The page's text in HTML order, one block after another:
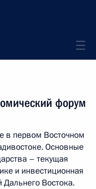
форум
в первом Восточном
Основные
­– текущая
и инвестиционная
Дальнего Востока.